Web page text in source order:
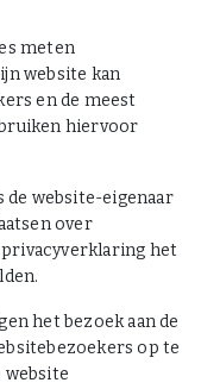
meten
website kan
en de meest
hiervoor
de website-eigenaar
over
privacyverklaring het
het bezoek aan de
op te
website